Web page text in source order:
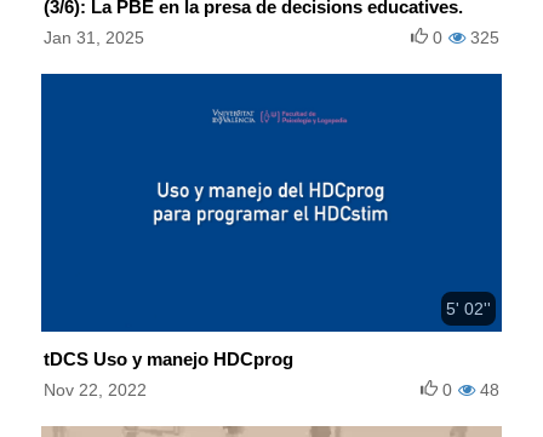
(3/6): La PBE en la presa de decisions educatives.
Jan 31, 2025 325
0
5' 02''
tDCS Uso y manejo HDCprog
Nov 22, 2022 48
0